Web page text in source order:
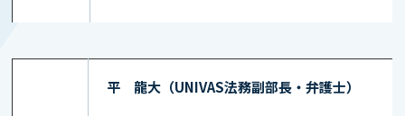
平 龍大（UNIVAS法務副部長・弁護士）